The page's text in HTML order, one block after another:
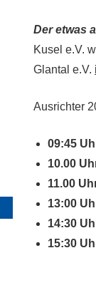
Der etwas
Kusel e.V.
Glantal e.V.
Ausrichter
09:45
10.00
11.00
13:00
14:30
15:30